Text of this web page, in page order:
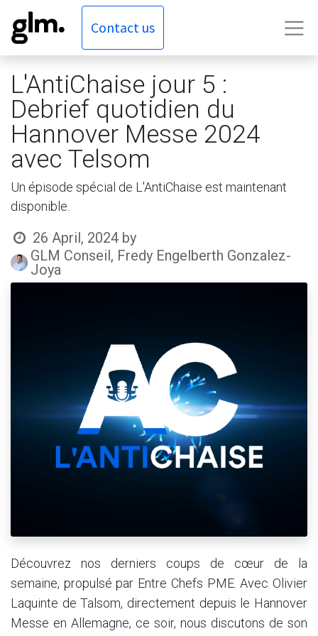
Contact us
L'AntiChaise jour 5 :
Debrief quotidien du
Hannover Messe 2024
avec Telsom
Un épisode spécial de L'AntiChaise est maintenant
disponible.
26 April, 2024 by
GLM Conseil, Fredy Engelberth Gonzalez-
Joya
Découvrez nos derniers coups de cœur de la
semaine, propulsé par Entre Chefs PME. Avec Olivier
Laquinte de Talsom, directement depuis le Hannover
Messe en Allemagne, ce soir, nous discutons de son